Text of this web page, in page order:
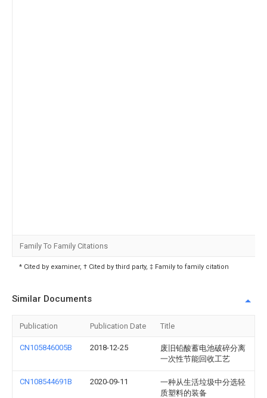
Family To Family Citations
* Cited by examiner, † Cited by third party, ‡ Family to family citation
Similar Documents
Publication Publication Date Title
CN105846005B 2018-12-25
废旧铅酸蓄电池破碎分离
一次性节能回收工艺
CN108544691B 2020-09-11
一种从生活垃圾中分选轻
质塑料的装备